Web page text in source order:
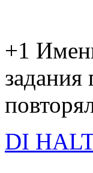
+1
задания
DI